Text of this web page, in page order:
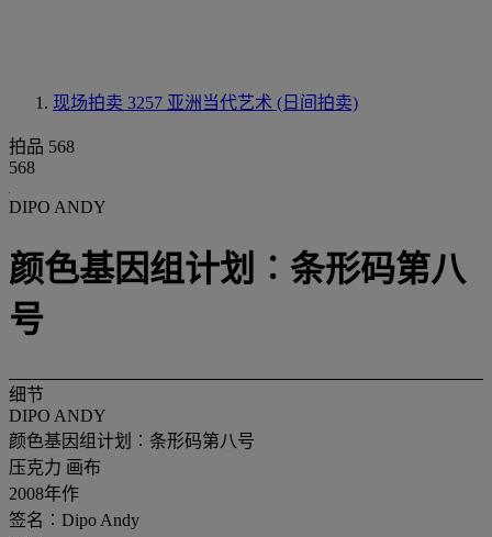
现场拍卖 3257 亚洲当代艺术 (日间拍卖)
拍品 568
568
DIPO ANDY
颜色基因组计划︰条形码第八
号
细节
DIPO ANDY
颜色基因组计划︰条形码第八号
压克力 画布
2008年作
签名︰Dipo Andy